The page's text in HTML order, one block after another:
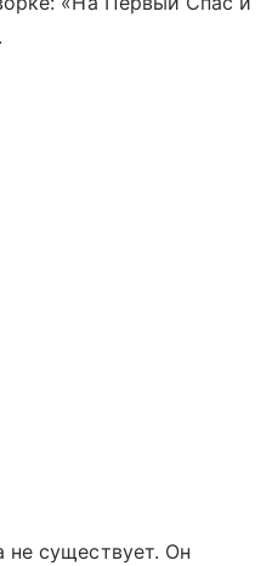
не существует. Он